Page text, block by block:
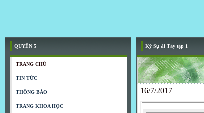
QUYỂN 5
TRANG CHỦ
TIN TỨC
THÔNG BÁO
TRANG KHOA HỌC
Ký Sự đi Tây tập 1
16/7/2017